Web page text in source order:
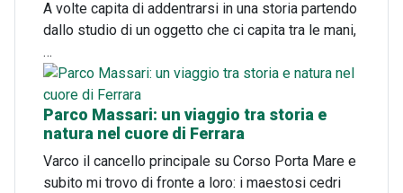
A volte capita di addentrarsi in una storia partendo
dallo studio di un oggetto che ci capita tra le mani,
…
Parco Massari: un viaggio tra storia e
natura nel cuore di Ferrara
Varco il cancello principale su Corso Porta Mare e
subito mi trovo di fronte a loro: i maestosi cedri